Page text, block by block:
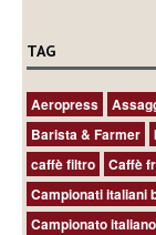
TAG
Aeropress
Barista & Farmer
caffè filtro
Caffè
Campionati italiani
Campionato